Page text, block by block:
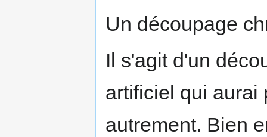
Un découpage
Il s'agit d'un
artificiel qui aurai
autrement. Bien